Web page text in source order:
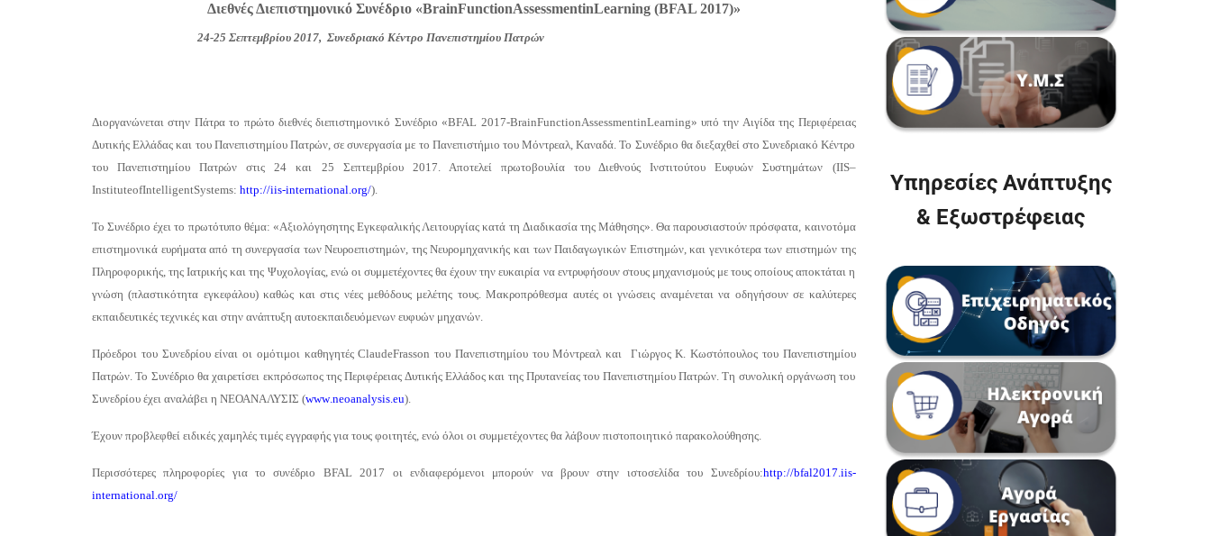
Διεθνές Διεπιστημονικό Συνέδριο «BrainFunctionAssessmentinLearning(BFAL2017)»
24-25 Σεπτεμβρίου 2017, Συνεδριακό Κέντρο Πανεπιστημίου Πατρών
Διοργανώνεται στην Πάτρα το πρώτο διεθνές διεπιστημονικό Συνέδριο «BFAL 2017-BrainFunctionAssessmentinLearning» υπό την Αιγίδα της Περιφέρειας
Δυτικής Ελλάδας και του Πανεπιστημίου Πατρών, σε συνεργασία με το Πανεπιστήμιο του Μόντρεαλ, Καναδά. Το Συνέδριο θα διεξαχθεί στο Συνεδριακό Κέντρο
του Πανεπιστημίου Πατρών στις 24 και 25 Σεπτεμβρίου 2017. Αποτελεί πρωτοβουλία του Διεθνούς Ινστιτούτου Ευφυών Συστημάτων (IIS–
InstituteofIntelligentSystems: http://iis-international.org/).
Το Συνέδριο έχει το πρωτότυπο θέμα: «ΑξιολόγησητηςΕγκεφαλικής Λειτουργίαςκατά τη Διαδικασία της Μάθησης». Θα παρουσιαστούν πρόσφατα, καινοτόμα
επιστημονικά ευρήματα από τη συνεργασία των Νευροεπιστημών, της Νευρομηχανικής και των Παιδαγωγικών Επιστημών, και γενικότερα των επιστημών της
Πληροφορικής, της Ιατρικής και της Ψυχολογίας, ενώ οι συμμετέχοντες θα έχουν την ευκαιρία να εντρυφήσουν στους μηχανισμούς με τους οποίους αποκτάται η
γνώση (πλαστικότητα εγκεφάλου) καθώς και στις νέες μεθόδους μελέτης τους. Μακροπρόθεσμα αυτές οι γνώσεις αναμένεται να οδηγήσουν σε καλύτερες
εκπαιδευτικές τεχνικές και στην ανάπτυξη αυτοεκπαιδευόμενων ευφυών μηχανών.
Πρόεδροι του Συνεδρίου είναι οι ομότιμοι καθηγητέςClaudeFrasson του Πανεπιστημίου του Μόντρεαλ και
Γιώργος Κ. Κωστόπουλος του Πανεπιστημίου
Πατρών. Το Συνέδριο θα χαιρετίσει εκπρόσωπος της Περιφέρειας Δυτικής Ελλάδος και της Πρυτανείας του Πανεπιστημίου Πατρών. Τη συνολική οργάνωση του
Συνεδρίου έχει αναλάβει η ΝΕΟΑΝΑΛΥΣΙΣ (www.neoanalysis.eu).
Έχουν προβλεφθεί ειδικές χαμηλές τιμές εγγραφής για τους φοιτητές, ενώ όλοι οι συμμετέχοντες θα λάβουν πιστοποιητικό παρακολούθησης.
Περισσότερες πληροφορίες για το συνέδριο BFAL 2017 οι ενδιαφερόμενοι μπορούν να βρουν στην ιστοσελίδα του Συνεδρίου:http://bfal2017.iis-
international.org/
Υπηρεσίες Ανάπτυξης
& Εξωστρέφειας